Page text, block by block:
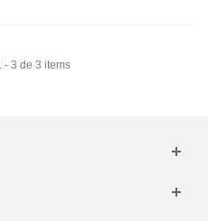
- 3 de 3 items